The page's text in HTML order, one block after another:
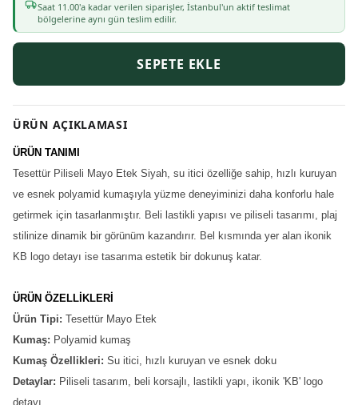
Saat 11 .00'a kadar verilen siparişler, İstanbul'un aktif teslimat
bölgelerine aynı gün teslim edilir.
SEPETE EKLE
ÜRÜN AÇIKLAMASI
ÜRÜN TANIMI
Tesettür Piliseli Mayo Etek Siyah, su itici özelliğe sahip, hızlı kuruyan
ve esnek polyamid kumaşıyla yüzme deneyiminizi daha konforlu hale
getirmek için tasarlanmıştır. Beli lastikli yapısı ve piliseli tasarımı, plaj
stilinize dinamik bir görünüm kazandırır. Bel kısmında yer alan ikonik
KB logo detayı ise tasarıma estetik bir dokunuş katar.
ÜRÜN ÖZELLİKLERİ
Ürün Tipi: Tesettür Mayo Etek
Kumaş: Polyamid kumaş
Kumaş Özellikleri: Su itici, hızlı kuruyan ve esnek doku
Detaylar: Piliseli tasarım, beli korsajlı, lastikli yapı, ikonik 'KB' logo
detayı